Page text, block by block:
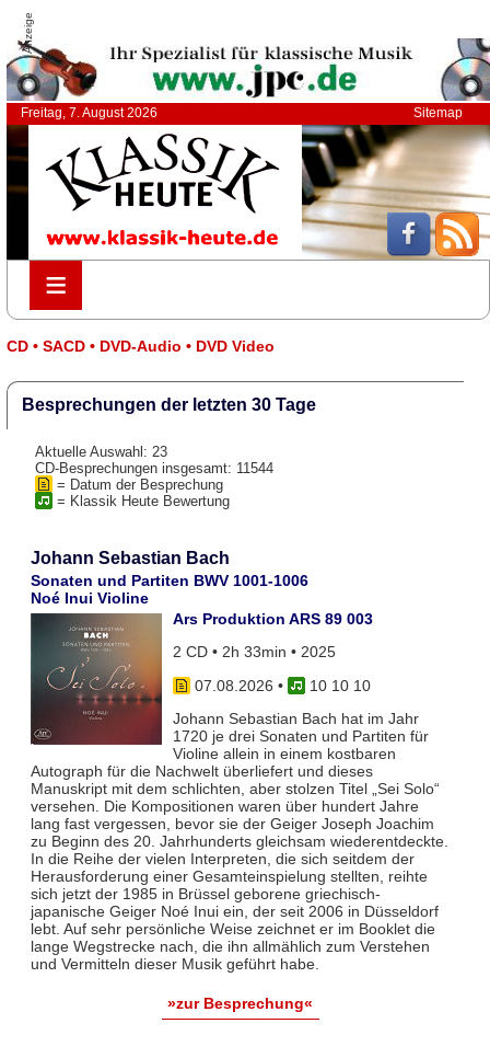
Anzeige
Freitag, 7. August 2026 Sitemap
≡
≡
CD • SACD • DVD-Audio • DVD Video
Besprechungen der letzten 30 Tage
Aktuelle Auswahl: 23
CD-Besprechungen insgesamt: 11544
= Datum der Besprechung
= Klassik Heute Bewertung
Johann Sebastian Bach
Sonaten und Partiten BWV 1001-1006
Noé Inui Violine
Ars Produktion ARS 89 003
2 CD • 2h 33min • 2025
07.08.2026 •
10 10 10
Johann Sebastian Bach hat im Jahr
1720 je drei Sonaten und Partiten für
Violine allein in einem kostbaren
Autograph für die Nachwelt überliefert und dieses
Manuskript mit dem schlichten, aber stolzen Titel „Sei Solo“
versehen. Die Kompositionen waren über hundert Jahre
lang fast vergessen, bevor sie der Geiger Joseph Joachim
zu Beginn des 20. Jahrhunderts gleichsam wiederentdeckte.
In die Reihe der vielen Interpreten, die sich seitdem der
Herausforderung einer Gesamteinspielung stellten, reihte
sich jetzt der 1985 in Brüssel geborene griechisch-
japanische Geiger Noé Inui ein, der seit 2006 in Düsseldorf
lebt. Auf sehr persönliche Weise zeichnet er im Booklet die
lange Wegstrecke nach, die ihn allmählich zum Verstehen
und Vermitteln dieser Musik geführt habe.
»zur Besprechung«